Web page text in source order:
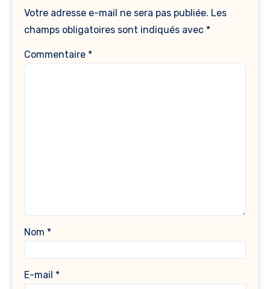
Votre adresse e-mail ne sera pas publiée. Les
champs obligatoires sont indiqués avec *
Commentaire *
Nom *
E-mail *